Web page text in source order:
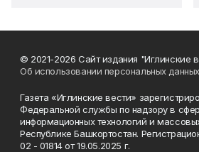
© 2021-2026 Сайт издания "Иглинские
Об использовании персональных данных
Газета «Иглинские вести»
Федеральной службы по надзору в
информационных технологий и
Республике Башкортостан.
02 - 01814 от 19.05.2025 г.